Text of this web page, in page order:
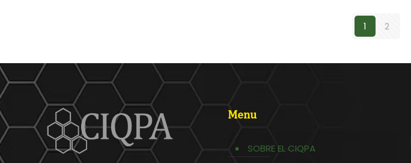
1 2
Menu
SOBRE EL CIQPA